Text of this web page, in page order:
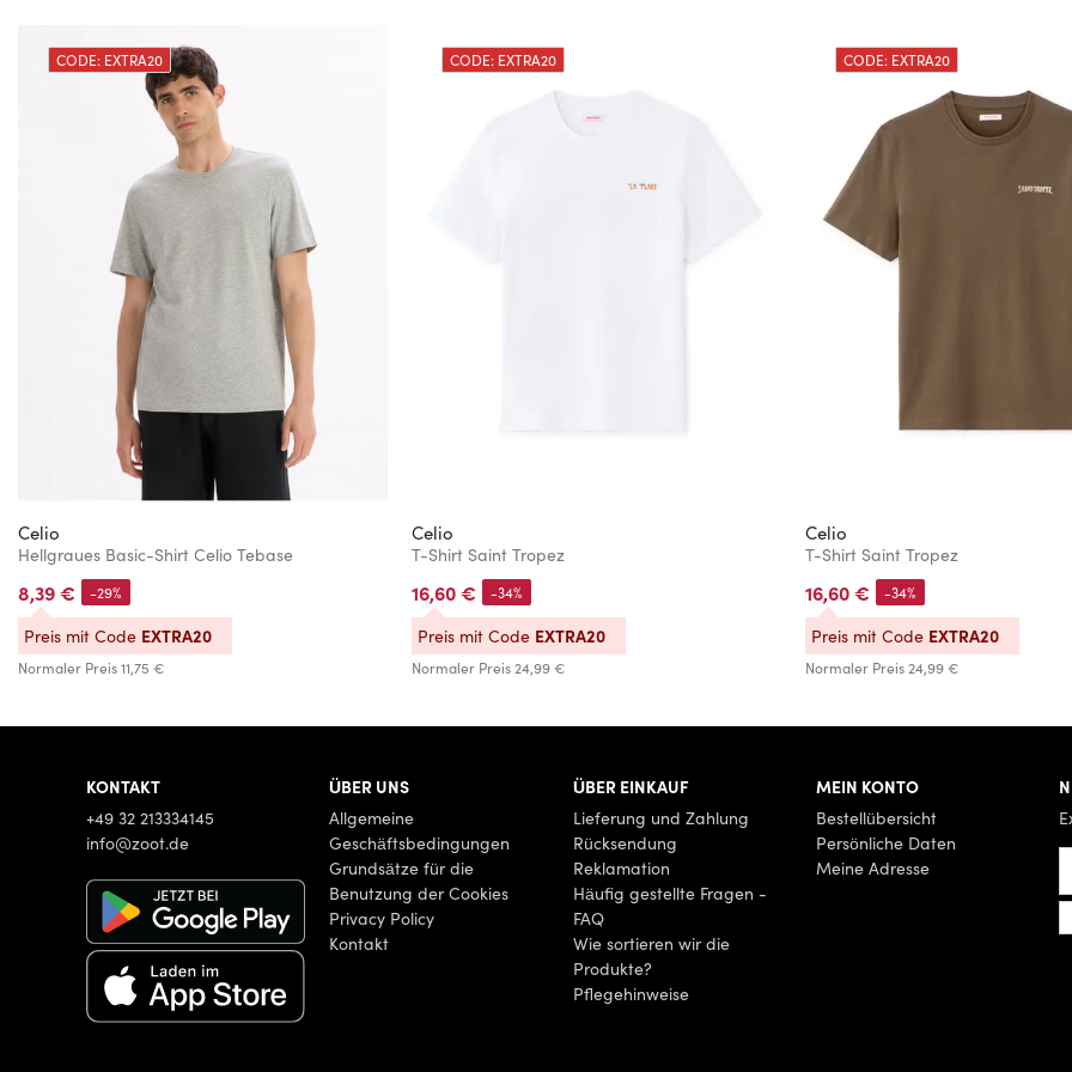
CODE: EXTRA20
Celio
Hellgraues Basic-Shirt Celio Tebase
8,39 €
Normaler Preis11,75 €
-29%
Preis mit Code EXTRA20
CODE: EXTRA20
Celio
T-Shirt Saint Tropez
16,60 €
Normaler Preis24,99 €
-34%
Preis mit Code EXTRA20
CODE: EXTRA20
Celio
T-Shirt Saint Tropez
16,60 €
Normaler Preis24,99 €
-34%
Preis mit Code EXTRA20
KONTAKT
+49 32 213334145
info@zoot.de
ÜBER UNS
Allgemeine
Geschäftsbedingungen
Grundsätze für die
Benutzung der Cookies
Privacy Policy
Kontakt
ÜBER EINKAUF
Lieferung und Zahlung
Rücksendung
Reklamation
Häufig gestellte Fragen -
FAQ
Wie sortieren wir die
Produkte?
Pflegehinweise
MEIN KONTO
Bestellübersicht
Persönliche Daten
Meine Adresse